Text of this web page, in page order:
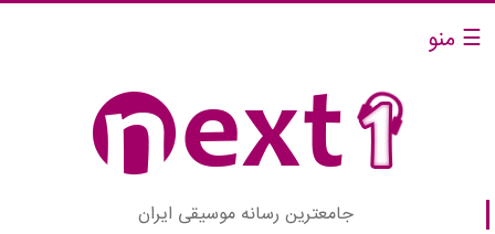
☰ منو
جامعترین رسانه موسیقی ایران